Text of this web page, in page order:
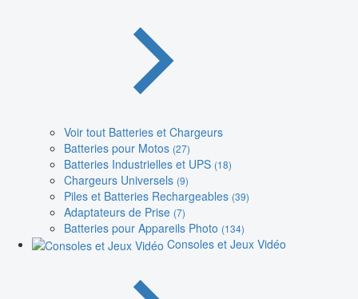
Voir tout Batteries et Chargeurs
Batteries pour Motos (27)
Batteries Industrielles et UPS (18)
Chargeurs Universels (9)
Piles et Batteries Rechargeables (39)
Adaptateurs de Prise (7)
Batteries pour Appareils Photo (134)
Consoles et Jeux Vidéo